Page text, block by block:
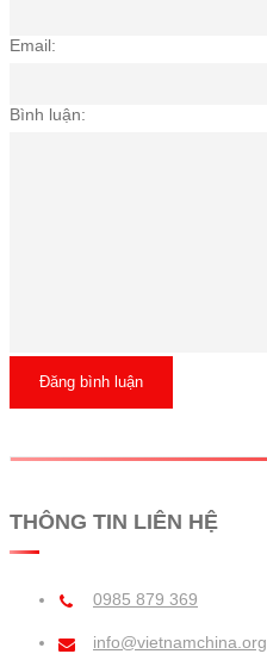
Email:
Bình luận:
Đăng bình luận
THÔNG TIN LIÊN HỆ
0985 879 369
info@vietnamchina.org